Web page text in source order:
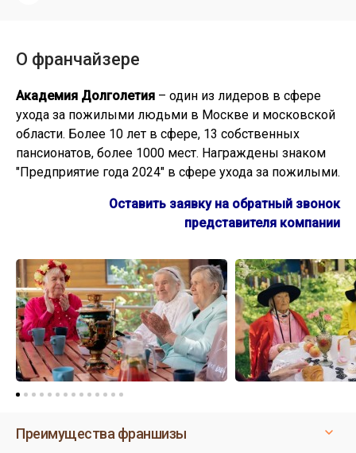
О франчайзере
Академия Долголетия – один из лидеров в сфере
ухода за пожилыми людьми в Москве и московской
области. Более 10 лет в сфере, 13 собственных
пансионатов, более 1000 мест. Награждены знаком
"Предприятие года 2024" в сфере ухода за пожилыми.
Оставить заявку на обратный звонок
представителя компании
Преимущества франшизы